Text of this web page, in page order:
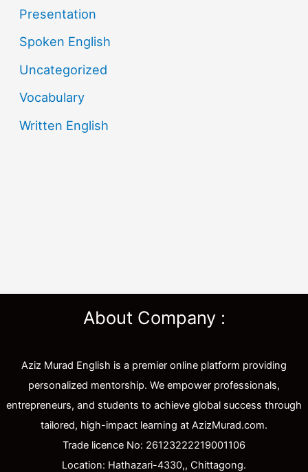
Presentation
Spoken English
Uncategorized
Vocabulary
Written English
About Company :
Aziz Murad English is a premier online platform providing
personalized mentorship. We empower professionals,
entrepreneurs, and students to achieve global success through
tailored, high-impact learning at AzizMurad.com.
Trade licence No: 26123222219001106
Location: Hathazari-4330,, Chittagong.